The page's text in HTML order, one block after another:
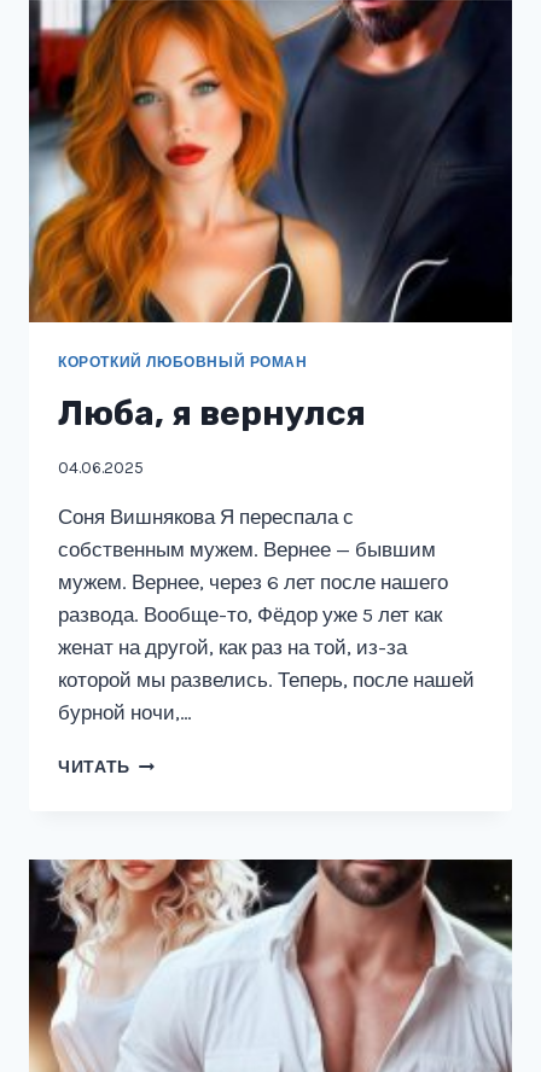
КОРОТКИЙ ЛЮБОВНЫЙ РОМАН
Люба, я вернулся
04.06.2025
Соня Вишнякова Я переспала с
собственным мужем. Вернее — бывшим
мужем. Вернее, через 6 лет после нашего
развода. Вообще-то, Фёдор уже 5 лет как
женат на другой, как раз на той, из-за
которой мы развелись. Теперь, после нашей
бурной ночи,…
ЧИТАТЬ ЛЮБА,